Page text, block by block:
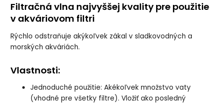
Filtračná vlna najvyššej kvality pre použitie
v akváriovom filtri
Rýchlo odstraňuje akýkoľvek zákal v sladkovodných a
morských akváriách.
Vlastnosti:
Jednoduché použitie: Akékoľvek množstvo vaty
(vhodné pre všetky filtre). Vložiť ako posledný